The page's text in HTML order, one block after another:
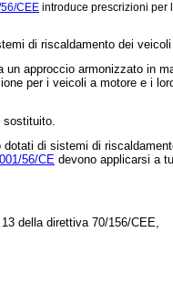
CEE introduce prescrizioni per
di riscaldamento dei
approccio armonizzato in
per i veicoli a motore e i
sostituito.
di sistemi di
56/CE devono applicarsi a
della direttiva 70/156/CEE,